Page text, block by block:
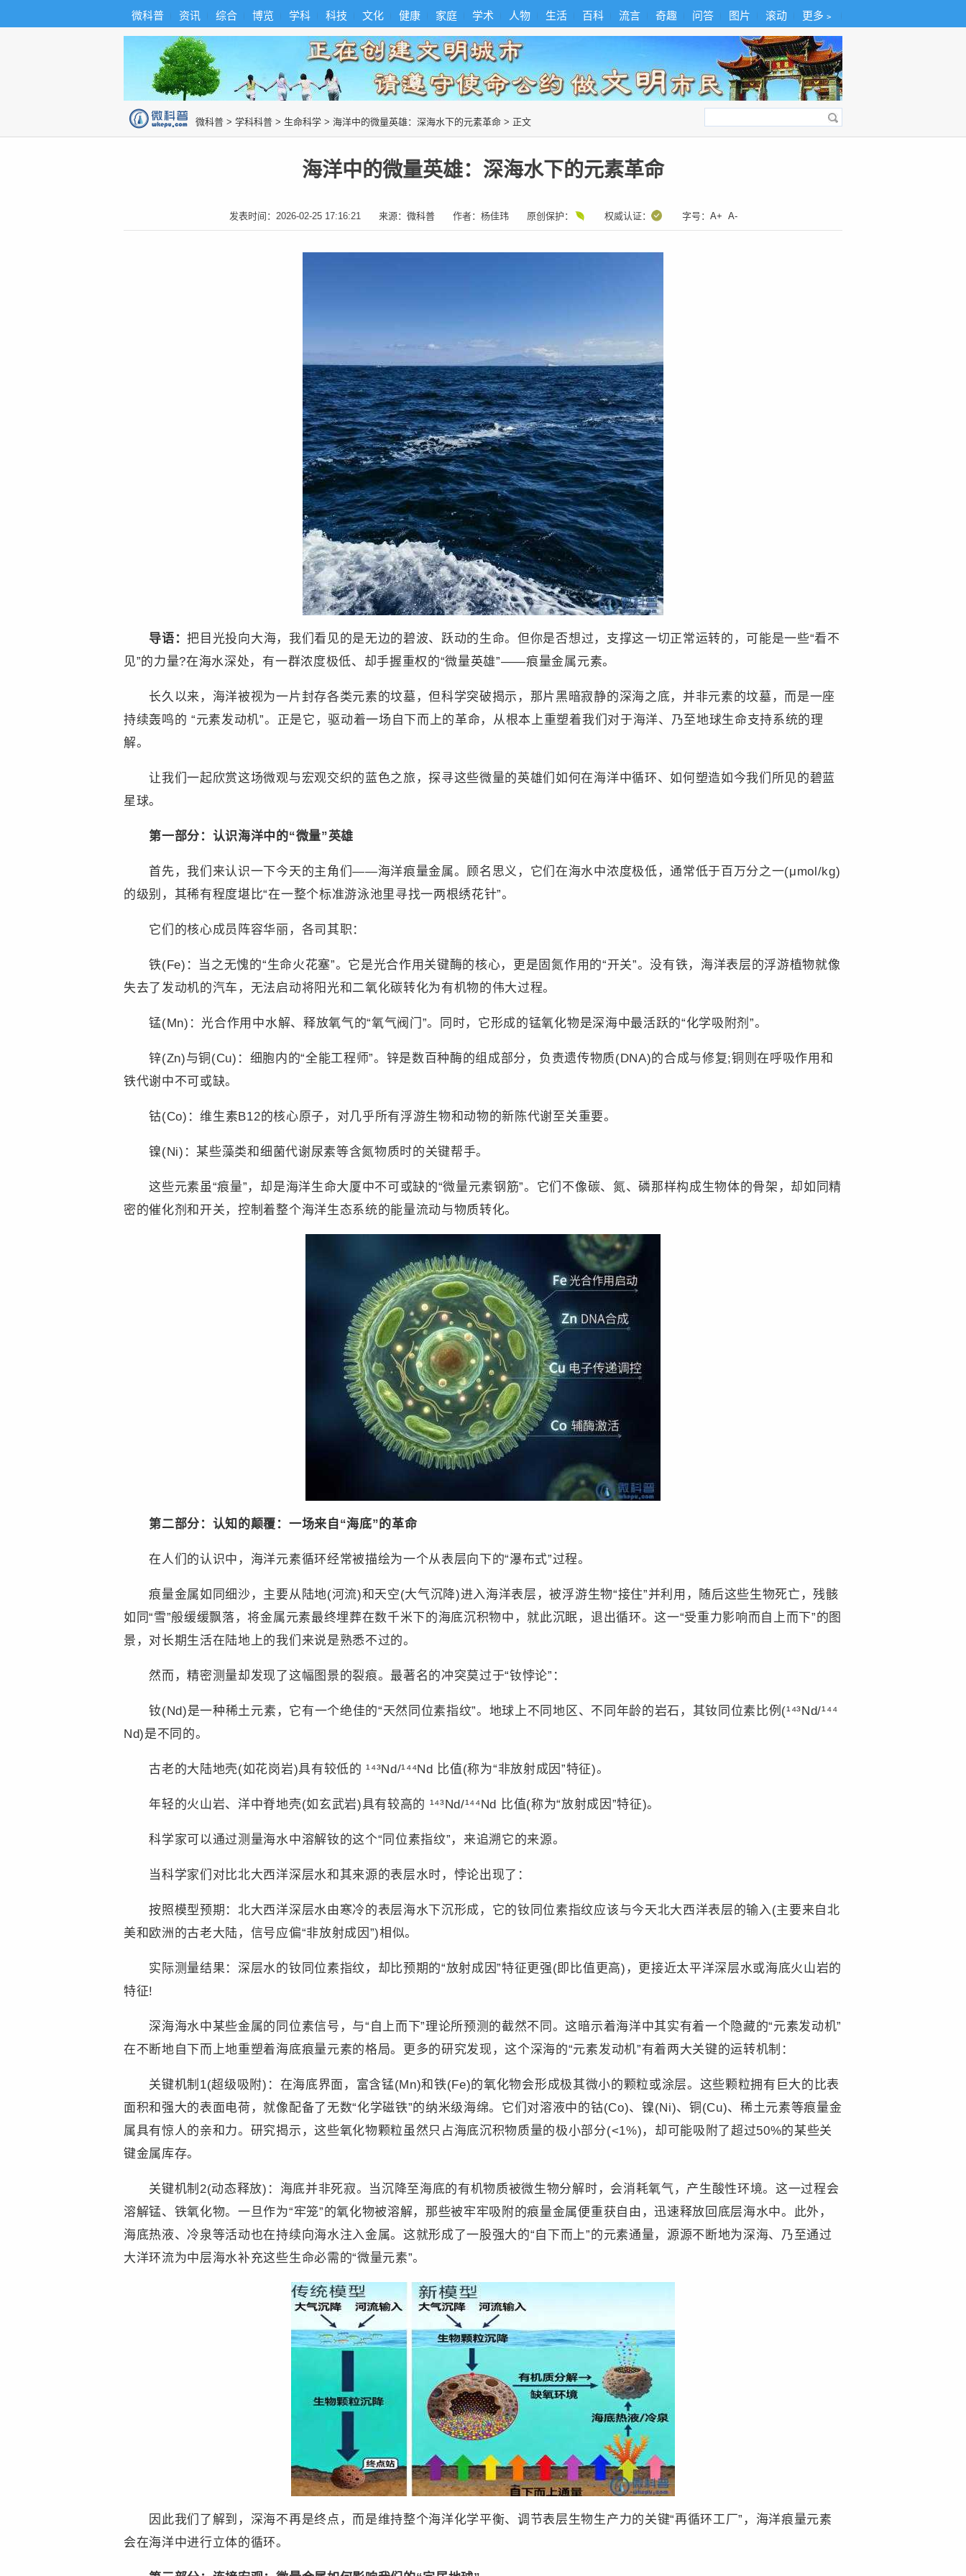
微科普 资讯 综合 博览 学科 科技 文化 健康 家庭 学术 人物 生活 百科 流言 奇趣 问答 图片 滚动 更多﹥
微科普 > 学科科普 > 生命科学 > 海洋中的微量英雄：深海水下的元素革命 > 正文
海洋中的微量英雄：深海水下的元素革命
发表时间： 2026-02-25 17:16:21 来源： 微科普 作者： 杨佳玮 原创保护： 权威认证： 字号： A+ A-
导语：把目光投向大海，我们看见的是无边的碧波、跃动的生命。但你是否想过，支撑这一切正常运转的，可能是一些“看不
见”的力量?在海水深处，有一群浓度极低、却手握重权的“微量英雄”——痕量金属元素。
长久以来，海洋被视为一片封存各类元素的坟墓，但科学突破揭示，那片黑暗寂静的深海之底，并非元素的坟墓，而是一座
持续轰鸣的 “元素发动机”。正是它，驱动着一场自下而上的革命，从根本上重塑着我们对于海洋、乃至地球生命支持系统的理
解。
让我们一起欣赏这场微观与宏观交织的蓝色之旅，探寻这些微量的英雄们如何在海洋中循环、如何塑造如今我们所见的碧蓝
星球。
第一部分：认识海洋中的“微量”英雄
首先，我们来认识一下今天的主角们——海洋痕量金属。顾名思义，它们在海水中浓度极低，通常低于百万分之一(μmol/kg)
的级别，其稀有程度堪比“在一整个标准游泳池里寻找一两根绣花针”。
它们的核心成员阵容华丽，各司其职：
铁(Fe)：当之无愧的“生命火花塞”。它是光合作用关键酶的核心，更是固氮作用的“开关”。没有铁，海洋表层的浮游植物就像
失去了发动机的汽车，无法启动将阳光和二氧化碳转化为有机物的伟大过程。
锰(Mn)：光合作用中水解、释放氧气的“氧气阀门”。同时，它形成的锰氧化物是深海中最活跃的“化学吸附剂”。
锌(Zn)与铜(Cu)：细胞内的“全能工程师”。锌是数百种酶的组成部分，负责遗传物质(DNA)的合成与修复;铜则在呼吸作用和
铁代谢中不可或缺。
钴(Co)：维生素B12的核心原子，对几乎所有浮游生物和动物的新陈代谢至关重要。
镍(Ni)：某些藻类和细菌代谢尿素等含氮物质时的关键帮手。
这些元素虽“痕量”，却是海洋生命大厦中不可或缺的“微量元素钢筋”。它们不像碳、氮、磷那样构成生物体的骨架，却如同精
密的催化剂和开关，控制着整个海洋生态系统的能量流动与物质转化。
第二部分：认知的颠覆：一场来自“海底”的革命
在人们的认识中，海洋元素循环经常被描绘为一个从表层向下的“瀑布式”过程。
痕量金属如同细沙，主要从陆地(河流)和天空(大气沉降)进入海洋表层，被浮游生物“接住”并利用，随后这些生物死亡，残骸
如同“雪”般缓缓飘落，将金属元素最终埋葬在数千米下的海底沉积物中，就此沉眠，退出循环。这一“受重力影响而自上而下”的图
景，对长期生活在陆地上的我们来说是熟悉不过的。
然而，精密测量却发现了这幅图景的裂痕。最著名的冲突莫过于“钕悖论”：
钕(Nd)是一种稀土元素，它有一个绝佳的“天然同位素指纹”。地球上不同地区、不同年龄的岩石，其钕同位素比例(¹⁴³Nd/¹⁴⁴
Nd)是不同的。
古老的大陆地壳(如花岗岩)具有较低的​ ¹⁴³Nd/¹⁴⁴Nd 比值(称为“非放射成因”特征)。
年轻的火山岩、洋中脊地壳(如玄武岩)具有较高的​ ¹⁴³Nd/¹⁴⁴Nd 比值(称为“放射成因”特征)。
科学家可以通过测量海水中溶解钕的这个“同位素指纹”，来追溯它的来源。
当科学家们对比北大西洋深层水和其来源的表层水时，悖论出现了：
按照模型预期：北大西洋深层水由寒冷的表层海水下沉形成，它的钕同位素指纹应该与今天北大西洋表层的输入(主要来自北
美和欧洲的古老大陆，信号应偏“非放射成因”)相似。
实际测量结果：深层水的钕同位素指纹，却比预期的“放射成因”特征更强(即比值更高)，更接近太平洋深层水或海底火山岩的
特征!
深海海水中某些金属的同位素信号，与“自上而下”理论所预测的截然不同。这暗示着海洋中其实有着一个隐藏的“元素发动机”
在不断地自下而上地重塑着海底痕量元素的格局。更多的研究发现，这个深海的“元素发动机”有着两大关键的运转机制：
关键机制1(超级吸附)：在海底界面，富含锰(Mn)和铁(Fe)的氧化物会形成极其微小的颗粒或涂层。这些颗粒拥有巨大的比表
面积和强大的表面电荷，就像配备了无数“化学磁铁”的纳米级海绵。它们对溶液中的钴(Co)、镍(Ni)、铜(Cu)、稀土元素等痕量金
属具有惊人的亲和力。研究揭示，这些氧化物颗粒虽然只占海底沉积物质量的极小部分(<1%)，却可能吸附了超过50%的某些关
键金属库存。
关键机制2(动态释放)：海底并非死寂。当沉降至海底的有机物质被微生物分解时，会消耗氧气，产生酸性环境。这一过程会
溶解锰、铁氧化物。一旦作为“牢笼”的氧化物被溶解，那些被牢牢吸附的痕量金属便重获自由，迅速释放回底层海水中。此外，
海底热液、冷泉等活动也在持续向海水注入金属。这就形成了一股强大的“自下而上”的元素通量，源源不断地为深海、乃至通过
大洋环流为中层海水补充这些生命必需的“微量元素”。
因此我们了解到，深海不再是终点，而是维持整个海洋化学平衡、调节表层生物生产力的关键“再循环工厂”，海洋痕量元素
会在海洋中进行立体的循环。